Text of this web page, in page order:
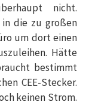
nicht.
die zu großen
um dort einen
Hätte
bestimmt
CEE-Stecker.
keinen Strom.